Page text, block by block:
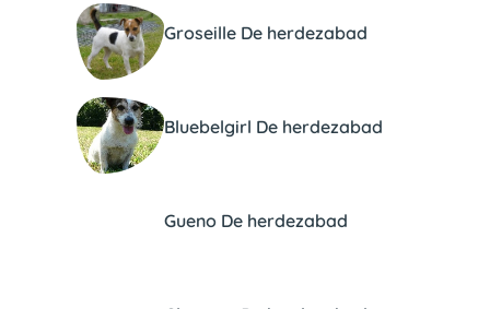
Groseille De herdezabad
Bluebelgirl De herdezabad
Gueno De herdezabad